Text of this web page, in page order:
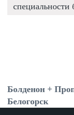
специальности
Болденон +
Белогорск